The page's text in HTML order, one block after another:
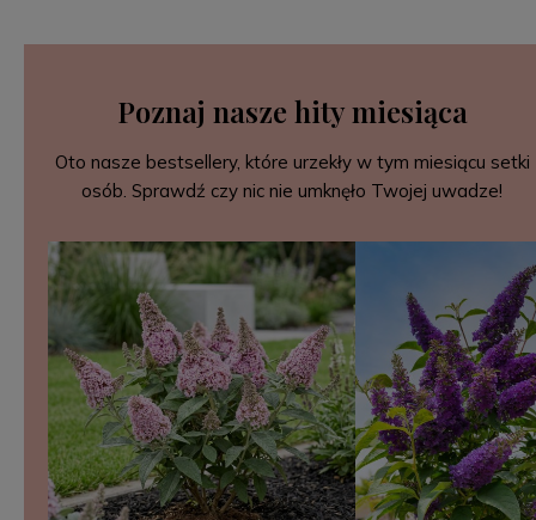
Poznaj nasze hity miesiąca
Oto nasze bestsellery, które urzekły w tym miesiącu setki
osób. Sprawdź czy nic nie umknęło Twojej uwadze!